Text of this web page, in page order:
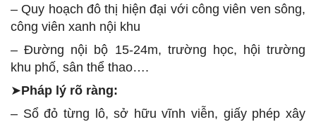
– Quy hoạch đô thị hiện đại với công viên ven sông,
công viên xanh nội khu
– Đường nội bộ 15-24m, trường học, hội trường
khu phố, sân thể thao….
➤Pháp lý rõ ràng:
– Sổ đỏ từng lô, sở hữu vĩnh viễn, giấy phép xây